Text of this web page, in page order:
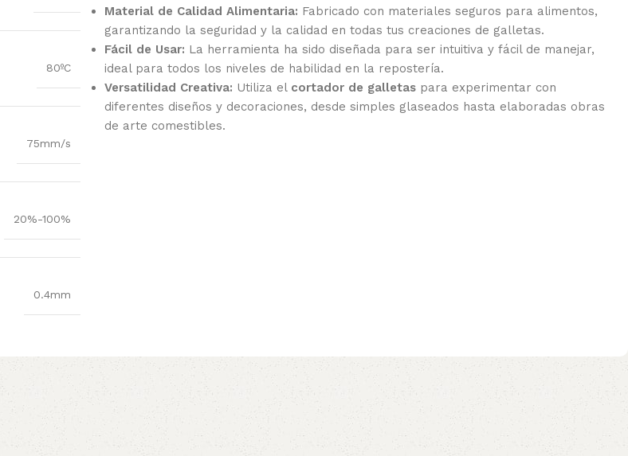
80ºC
75mm/s
20%-100%
0.4mm
Material de Calidad Alimentaria: Fabricado con materiales seguros para alimentos,
garantizando la seguridad y la calidad en todas tus creaciones de galletas.
Fácil de Usar: La herramienta ha sido diseñada para ser intuitiva y fácil de manejar,
ideal para todos los niveles de habilidad en la repostería.
Versatilidad Creativa: Utiliza el cortador de galletas para experimentar con
diferentes diseños y decoraciones, desde simples glaseados hasta elaboradas obras
de arte comestibles.